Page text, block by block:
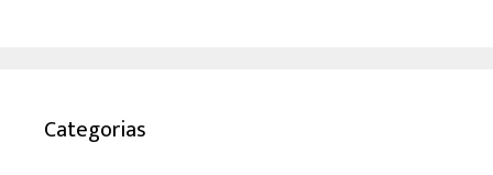
Categorias